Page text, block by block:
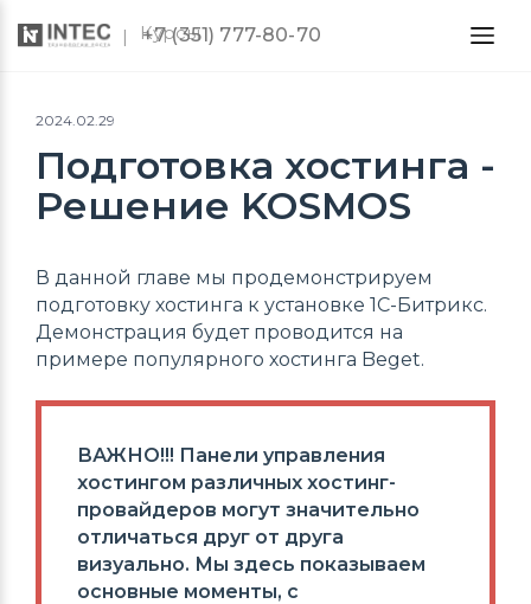
Курсы
+7 (351) 777-80-70
2024.02.29
Подготовка хостинга -
Решение KOSMOS
В данной главе мы продемонстрируем
подготовку хостинга к установке 1С-Битрикс.
Демонстрация будет проводится на
примере популярного хостинга Beget.
ВАЖНО!!! Панели управления
хостингом различных хостинг-
провайдеров могут значительно
отличаться друг от друга
визуально. Мы здесь показываем
основные моменты, с